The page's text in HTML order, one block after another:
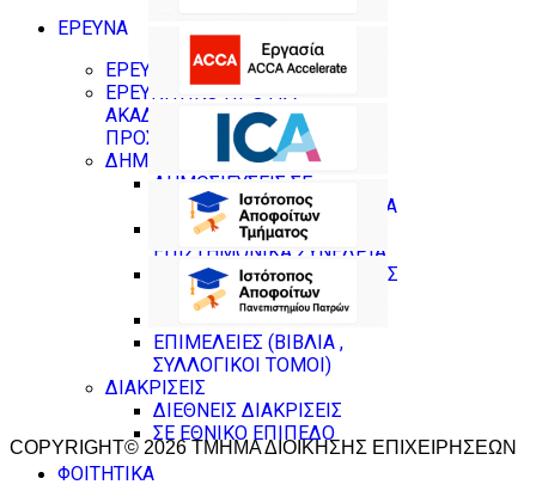
ΕΡΕΥΝΑ
ΕΡΕΥΝΗΤΙΚΑ ΕΡΓΑΣΤΗΡΙΑ
ΕΡΕΥΝΗΤΙΚΟ ΠΡΟΦΙΛ
ΑΚΑΔΗΜΑΪΚΟΥ
ΠΡΟΣΩΠΙΚΟΥ
ΔΗΜΟΣΙΕΥΣΕΙΣ
ΔΗΜΟΣΙΕΥΣΕΙΣ ΣΕ
ΕΠΙΣΤΗΜΟΝΙΚΑ ΠΕΡΙΟΔΙΚΑ
ΔΗΜΟΣΙΕΥΣΕΙΣ ΣΕ
ΕΠΙΣΤΗΜΟΝΙΚΑ ΣΥΝΕΔΡΙΑ
ΚΕΦΑΛΑΙΑ ΣΕ ΣΥΛΛΟΓΙΚΟΥΣ
ΤΟΜΟΥΣ
ΒΙΒΛΙΑ
ΕΠΙΜΕΛΕΙΕΣ (ΒΙΒΛΙΑ ,
ΣΥΛΛΟΓΙΚΟΙ ΤΟΜΟΙ)
ΔΙΑΚΡΙΣΕΙΣ
ΔΙΕΘΝΕΙΣ ΔΙΑΚΡΙΣΕΙΣ
ΣΕ ΕΘΝΙΚΟ ΕΠΙΠΕΔΟ
ΦΟΙΤΗΤΙΚΑ
COPYRIGHT© 2026 ΤΜΗΜΑ ΔΙΟΙΚΗΣΗΣ ΕΠΙΧΕΙΡΗΣΕΩΝ